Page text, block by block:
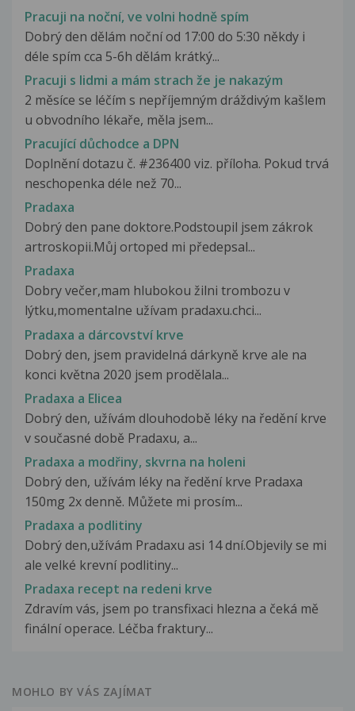
Pracuji na noční, ve volni hodně spím
Dobrý den dělám noční od 17:00 do 5:30 někdy i
déle spím cca 5-6h dělám krátký...
Pracuji s lidmi a mám strach že je nakazým
2 měsíce se léčím s nepříjemným dráždivým kašlem
u obvodního lékaře, měla jsem...
Pracující důchodce a DPN
Doplnění dotazu č. #236400 viz. příloha. Pokud trvá
neschopenka déle než 70...
Pradaxa
Dobrý den pane doktore.Podstoupil jsem zákrok
artroskopii.Můj ortoped mi předepsal...
Pradaxa
Dobry večer,mam hlubokou žilni trombozu v
lýtku,momentalne užívam pradaxu.chci...
Pradaxa a dárcovství krve
Dobrý den, jsem pravidelná dárkyně krve ale na
konci května 2020 jsem prodělala...
Pradaxa a Elicea
Dobrý den, užívám dlouhodobě léky na ředění krve
v současné době Pradaxu, a...
Pradaxa a modřiny, skvrna na holeni
Dobrý den, užívám léky na ředění krve Pradaxa
150mg 2x denně. Můžete mi prosím...
Pradaxa a podlitiny
Dobrý den,užívám Pradaxu asi 14 dní.Objevily se mi
ale velké krevní podlitiny...
Pradaxa recept na redeni krve
Zdravím vás, jsem po transfixaci hlezna a čeká mě
finální operace. Léčba fraktury...
MOHLO BY VÁS ZAJÍMAT